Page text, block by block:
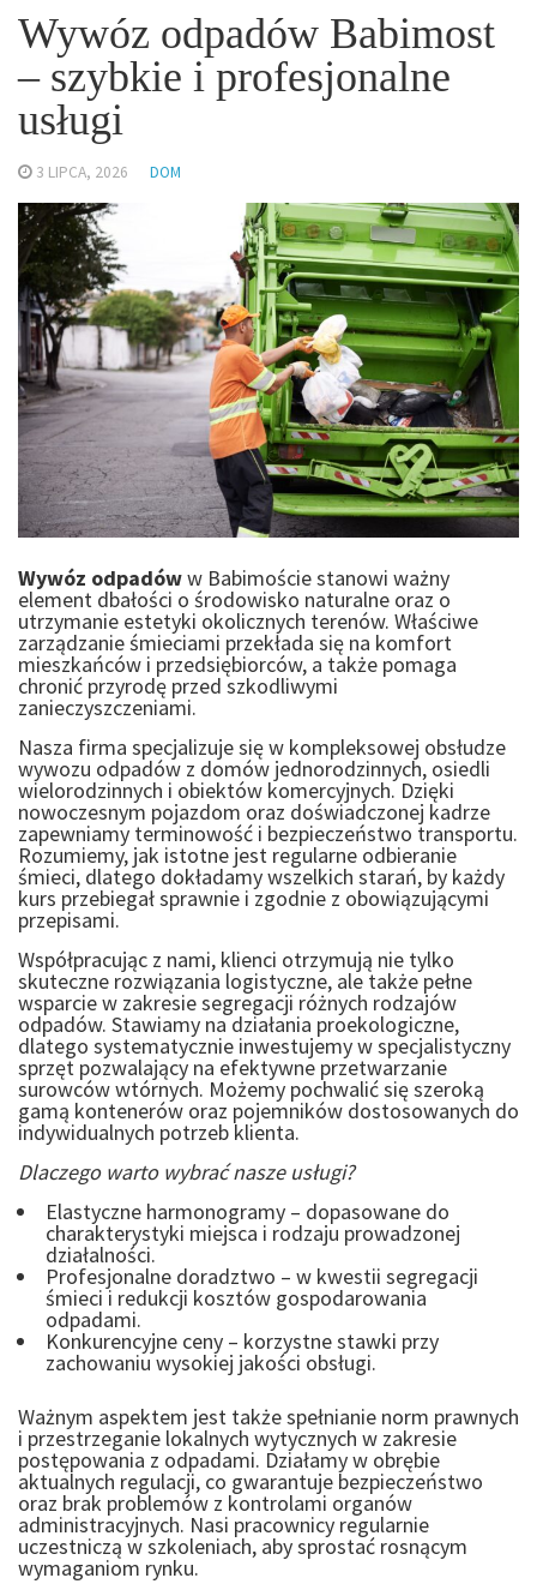
Wywóz odpadów Babimost
– szybkie i profesjonalne
usługi
3 LIPCA, 2026 DOM
Wywóz odpadóww Babimoście stanowi ważny
element dbałości o środowisko naturalne oraz o
utrzymanie estetyki okolicznych terenów. Właściwe
zarządzanie śmieciami przekłada się na komfort
mieszkańców i przedsiębiorców, a także pomaga
chronić przyrodę przed szkodliwymi
zanieczyszczeniami.
Nasza firma specjalizuje się w kompleksowej obsłudze
wywozu odpadów z domów jednorodzinnych, osiedli
wielorodzinnych i obiektów komercyjnych. Dzięki
nowoczesnym pojazdom oraz doświadczonej kadrze
zapewniamy terminowość i bezpieczeństwo transportu.
Rozumiemy, jak istotne jest regularne odbieranie
śmieci, dlatego dokładamy wszelkich starań, by każdy
kurs przebiegał sprawnie i zgodnie z obowiązującymi
przepisami.
Współpracując z nami, klienci otrzymują nie tylko
skuteczne rozwiązania logistyczne, ale także pełne
wsparcie w zakresie segregacji różnych rodzajów
odpadów. Stawiamy na działania proekologiczne,
dlatego systematycznie inwestujemy w specjalistyczny
sprzęt pozwalający na efektywne przetwarzanie
surowców wtórnych. Możemy pochwalić się szeroką
gamą kontenerów oraz pojemników dostosowanych do
indywidualnych potrzeb klienta.
Dlaczego warto wybrać nasze usługi?
Elastyczne harmonogramy – dopasowane do
charakterystyki miejsca i rodzaju prowadzonej
działalności.
Profesjonalne doradztwo – w kwestii segregacji
śmieci i redukcji kosztów gospodarowania
odpadami.
Konkurencyjne ceny – korzystne stawki przy
zachowaniu wysokiej jakości obsługi.
Ważnym aspektem jest także spełnianie norm prawnych
i przestrzeganie lokalnych wytycznych w zakresie
postępowania z odpadami. Działamy w obrębie
aktualnych regulacji, co gwarantuje bezpieczeństwo
oraz brak problemów z kontrolami organów
administracyjnych. Nasi pracownicy regularnie
uczestniczą w szkoleniach, aby sprostać rosnącym
wymaganiom rynku.